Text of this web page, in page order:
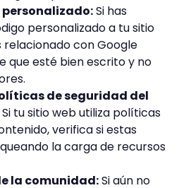
personalizado:Si has
personalizado a tu sitio
relacionado con Google
que esté bien escrito y no
de seguridad del
Si tu sitio web utiliza políticas
verifica si estas
la carga de recursos
la comunidad:Si aún no